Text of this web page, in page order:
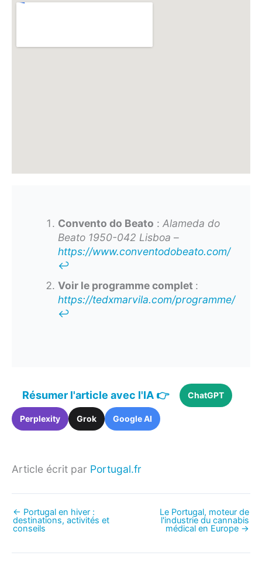
Convento do Beato : Alameda do
Beato 1950-042 Lisboa –
https://www.conventodobeato.com/
↩︎
Voir le programme complet :
https://tedxmarvila.com/programme/
↩︎
Résumer l'article avec l'IA 👉 ChatGPT
Perplexity Grok Google AI
Article écrit par Portugal.fr
← Portugal en hiver :
destinations, activités et
conseils
Le Portugal, moteur de
l'industrie du cannabis
médical en Europe →